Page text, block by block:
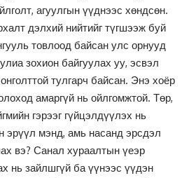
агуулгын үүднээс хөндсөн.
дэлхий нийтийг түгшээж буй
товлоод байсан улс орнууд
зохион байгуулах уу, эсвэл
тулгарч байсан. Энэ хоёр
амаргүй нь ойлгомжтой. Төр,
гэрээг гүйцэлдүүлэх нь
эрүүл мэнд, амь насанд эрсдэл
вэ? Санал хураалтын үеэр
нь зайлшгүй ба үүнээс үүдэн